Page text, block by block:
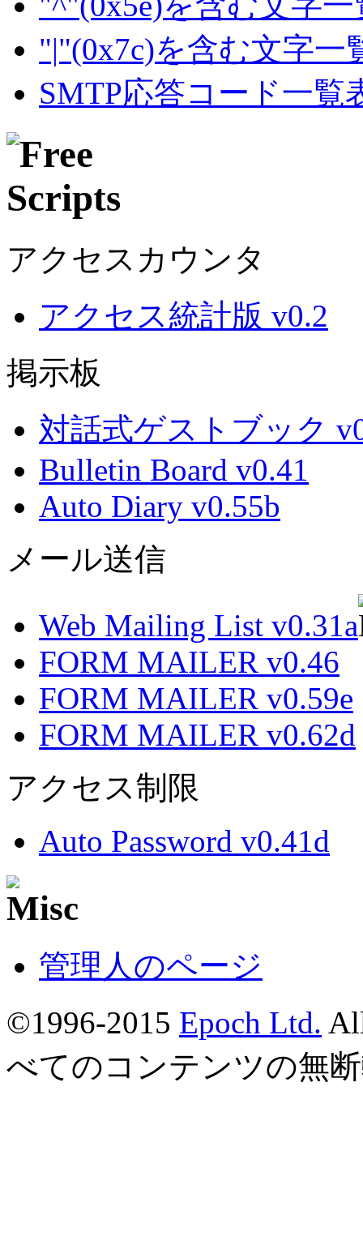
"|"(0x7c)を含む文字一
SMTP応答コード一覧
アクセスカウンタ
アクセス統計版 v0.2
掲示板
対話式ゲストブック
Bulletin Board v0.41
Auto Diary v0.55b
メール送信
Web Mailing List v0.31a
FORM MAILER v0.46
FORM MAILER v0.59e
FORM MAILER v0.62d
アクセス制限
Auto Password v0.41d
管理人のページ
©1996-2015 Epoch Ltd.
べてのコンテンツの無